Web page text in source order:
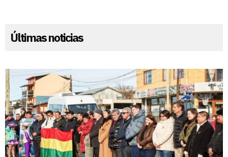
Últimas noticias